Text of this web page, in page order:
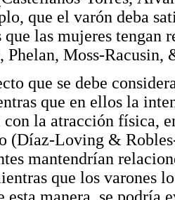
que el varón deba
que las mujeres
Phelan, Moss-Racusin,
que se debe
que en ellos la
la atracción física,
(Díaz-Loving &
mantendrían
que los varones
esta manera, se podría